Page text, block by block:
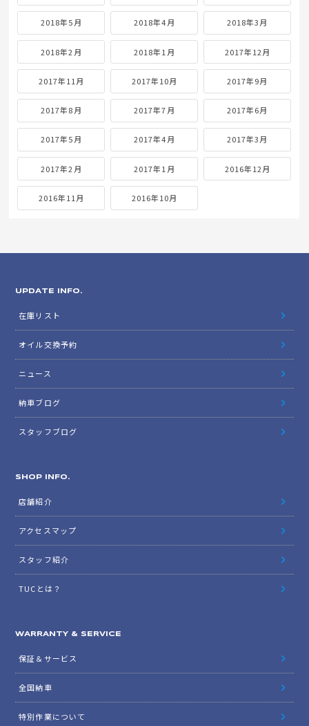
2018年5月 2018年4月 2018年3月
2018年2月 2018年1月 2017年12月
2017年11月 2017年10月 2017年9月
2017年8月 2017年7月 2017年6月
2017年5月 2017年4月 2017年3月
2017年2月 2017年1月 2016年12月
2016年11月 2016年10月
UPDATE INFO.
在庫リスト
オイル交換予約
ニュース
納車ブログ
スタッフブログ
SHOP INFO.
店舗紹介
アクセスマップ
スタッフ紹介
TUCとは？
WARRANTY & SERVICE
保証＆サービス
全国納車
特別作業について